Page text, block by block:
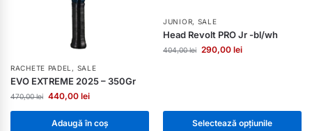
RACHETE PADEL , SALE
EVO EXTREME 2025 – 350Gr
470,00lei 440,00 lei
Adaugă în coș
JUNIOR, SALE
Head Revolt PRO Jr -bl/wh
404,00lei 290,00 lei
Selectează opțiunile